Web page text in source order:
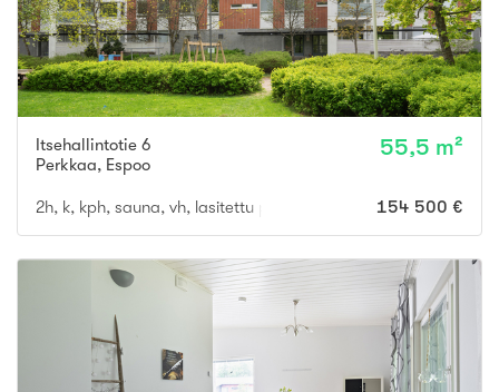
Itsehallintotie 6
Perkkaa, Espoo
55,5 m²
2h, k, kph, sauna, vh, lasitettu parveke 154 500 €